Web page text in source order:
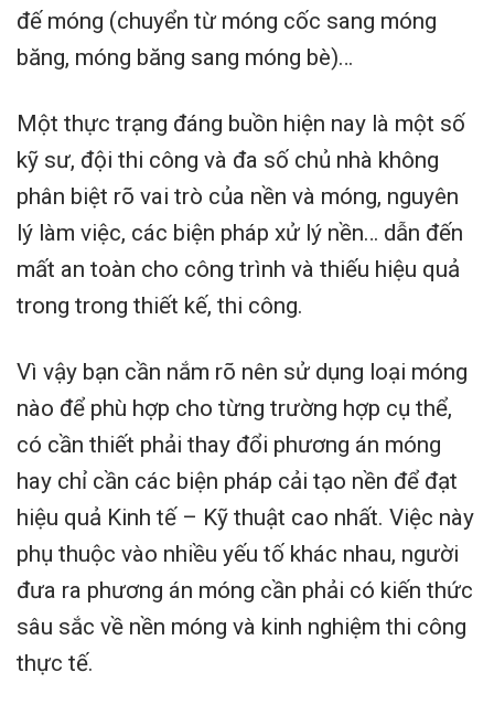
đế móng (chuyển từ móng cốc sang móng
băng, móng băng sang móng bè)…
Một thực trạng đáng buồn hiện nay là một số
kỹ sư, đội thi công và đa số chủ nhà không
phân biệt rõ vai trò của nền và móng, nguyên
lý làm việc, các biện pháp xử lý nền… dẫn đến
mất an toàn cho công trình và thiếu hiệu quả
trong trong thiết kế, thi công.
Vì vậy bạn cần nắm rõ nên sử dụng loại móng
nào để phù hợp cho từng trường hợp cụ thể,
có cần thiết phải thay đổi phương án móng
hay chỉ cần các biện pháp cải tạo nền để đạt
hiệu quả Kinh tế – Kỹ thuật cao nhất. Việc này
phụ thuộc vào nhiều yếu tố khác nhau, người
đưa ra phương án móng cần phải có kiến thức
sâu sắc về nền móng và kinh nghiệm thi công
thực tế.